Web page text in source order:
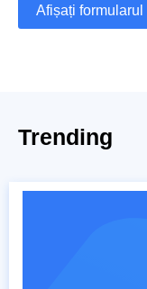
Afișați
Trending